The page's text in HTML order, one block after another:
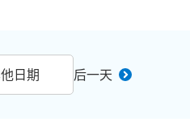
日期 后一天